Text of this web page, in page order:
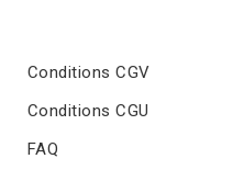
Conditions CGV
Conditions CGU
FAQ